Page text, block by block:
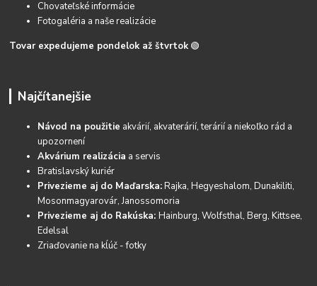
Chovateľské informácie
Fotogaléria a naše realizácie
Tovar expedujeme pondelok až štvrtok 🟢
Najčítanejšie
Návod na použitie akvárií, akvaterárií, terárií a niekoľko rád a
upozornení
Akvárium realizácia a servis
Bratislavský kuriér
Privezieme aj do Maďarska:Rajka, Hegyeshalom, Dunakiliti,
Mosonmagyarovár, Janossomoria
Privezieme aj do Rakúska:Hainburg, Wolfsthal, Berg, Kittsee,
Edelsal
Zriaďovanie na kĺúč - fotky